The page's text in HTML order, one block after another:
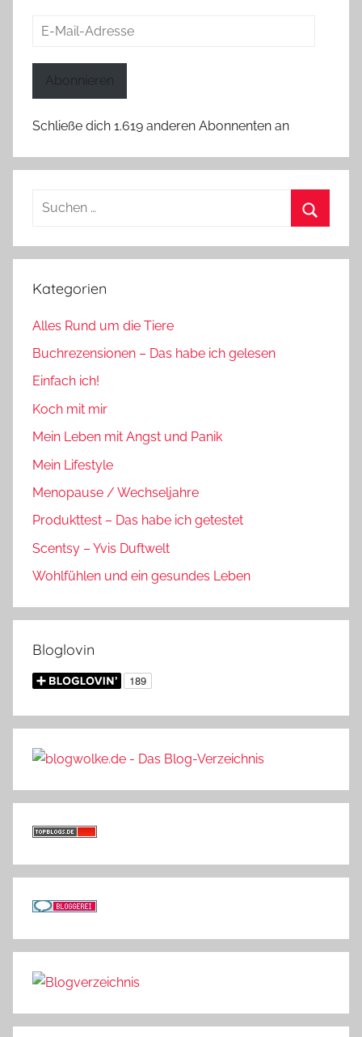
E-
Abonnieren
Schließe dich 1.619 anderen Abonnenten an
Suchen
Kategorien
Alles Rund um die Tiere
Buchrezensionen – Das habe ich gelesen
Einfach ich!
Koch mit mir
Mein Leben mit Angst und Panik
Mein Lifestyle
Menopause / Wechseljahre
Produkttest – Das habe ich getestet
Scentsy – Yvis Duftwelt
Wohlfühlen und ein gesundes Leben
Bloglovin